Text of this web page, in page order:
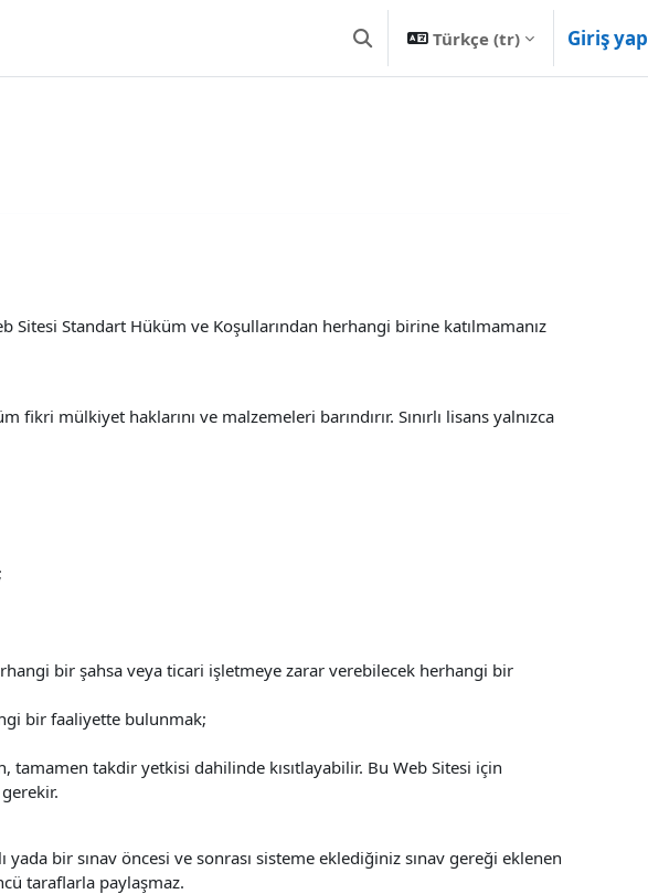
Arama girişini değiştir
Türkçe ‎(tr)‎ Giriş yap
Standart Hüküm ve Koşullarından herhangi birine katılmamanız
mülkiyet haklarını ve malzemeleri barındırır. Sınırlı lisans yalnızca
bir şahsa veya ticari işletmeye zarar verebilecek herhangi bir
bir faaliyette bulunmak;
tamamen takdir yetkisi dahilinde kısıtlayabilir. Bu Web Sitesi için
bir sınav öncesi ve sonrası sisteme eklediğiniz sınav gereği eklenen
taraflarla paylaşmaz.